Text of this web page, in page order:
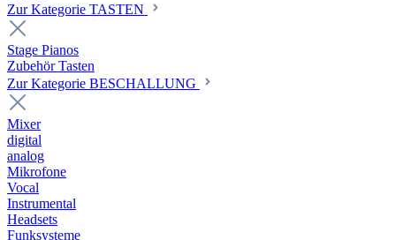
Zur Kategorie TASTEN
Stage Pianos
Zubehör Tasten
Zur Kategorie BESCHALLUNG
Mixer
digital
analog
Mikrofone
Vocal
Instrumental
Headsets
Funksysteme